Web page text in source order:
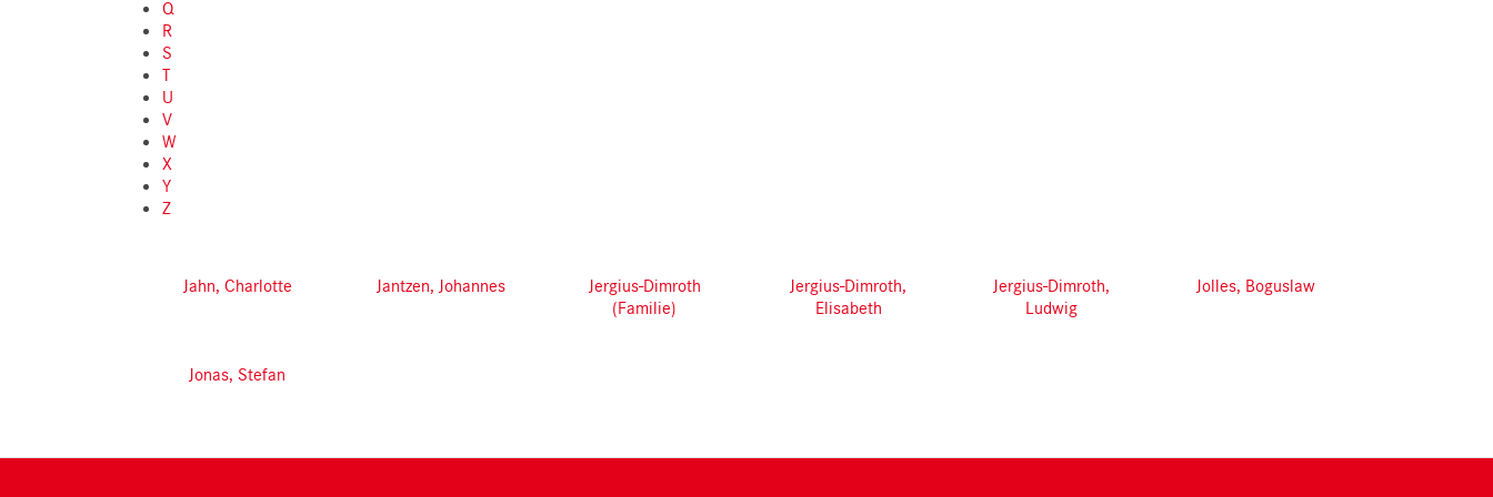
Q
R
S
T
U
V
W
X
Y
Z
Jahn, Charlotte Jantzen, Johannes
Jergius-Dimroth
(Familie)
Jergius-Dimroth,
Elisabeth
Jergius-Dimroth,
Ludwig
Jolles, Boguslaw
Jonas, Stefan